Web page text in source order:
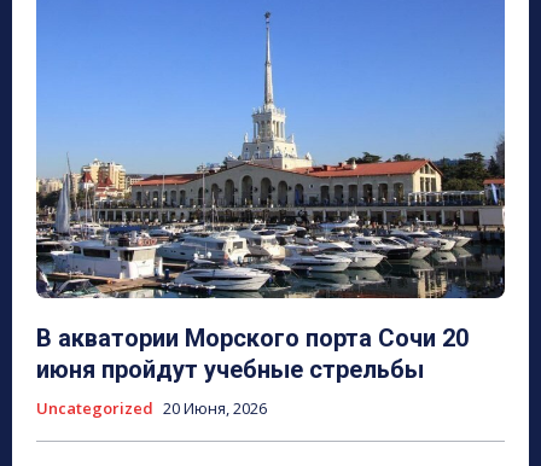
В акватории Морского порта Сочи 20
июня пройдут учебные стрельбы
Uncategorized 20 Июня, 2026